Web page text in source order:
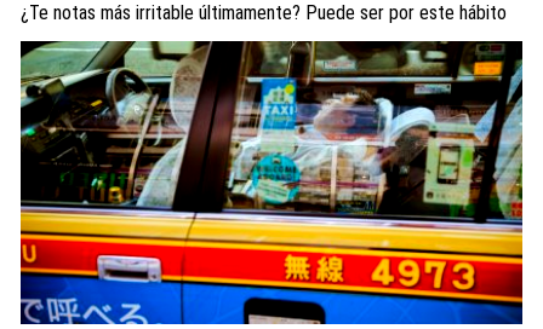
¿Te notas más irritable últimamente? Puede ser por este hábito